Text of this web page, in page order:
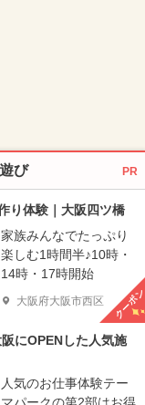
び PR
り体験｜大阪四ツ橋
家族みんなでたっぷり
楽しむ1時間半♪10時・
14時・17時開始
大阪府大阪市西区 クーポン
にOPENした人気施
人気のお仕事体験テー